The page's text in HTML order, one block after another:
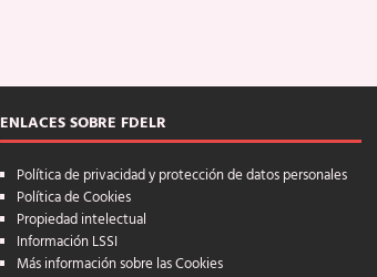
ENLACES SOBRE FDELR
Política de privacidad y protección de datos personales
Política de Cookies
Propiedad intelectual
Información LSSI
Más información sobre las Cookies